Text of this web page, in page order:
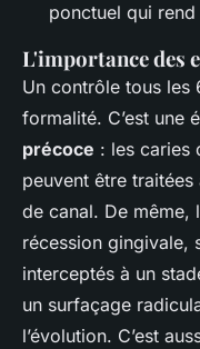
ponctuel qui
L'importance des
Un contrôle tous les
formalité. C’est une
précoce : les caries
peuvent être
de canal. De même,
récession gingivale,
interceptés à un
un surfaçage
l’évolution. C’est